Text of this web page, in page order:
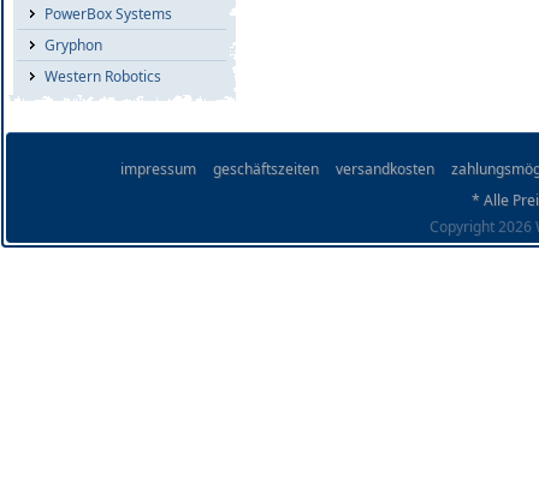
PowerBox Systems
Gryphon
Western Robotics
impressum geschäftszeiten versandkosten
* Alle
Copyright 2026